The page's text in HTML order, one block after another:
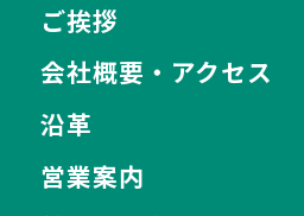
ご挨拶
会社概要・アクセス
沿革
営業案内